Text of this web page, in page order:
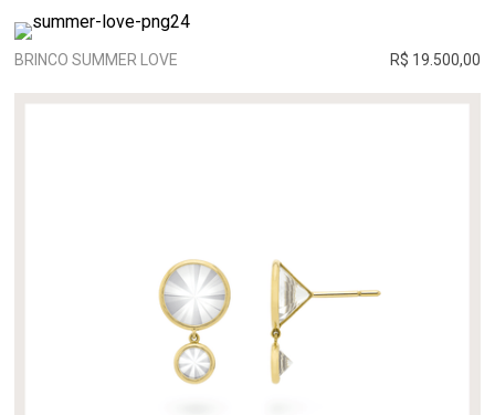
BRINCO SUMMER LOVE R$ 19.500,00